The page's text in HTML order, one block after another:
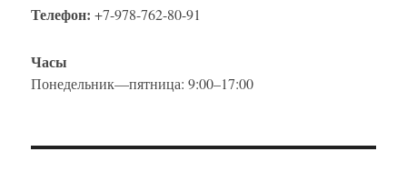
Телефон: +7-978-762-80-91
Часы
Понедельник—пятница: 9:00–17:00